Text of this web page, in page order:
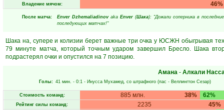
Владение мячом: 46%
После матча: Enver Dzhemaliadinov aka Enver (Шака): "Дожали соперника в
последующих матчах!"
Шака на, супере и колизии берет важные три очка у ЮСЖН обыгрывая
79 минуте матча, который точным ударом завершил Бресло. Шака
подрастерял очки и опустился на 7 позицию.
Амана- Алкали
Голы: 41 мин. - 0:1 - Инусса Мухамед, со штрафного (пас - Веллингтон Сезар)
Стоимость команд: 38%
885 млн. 62%
Рейтинг силы команд: 45%
2235